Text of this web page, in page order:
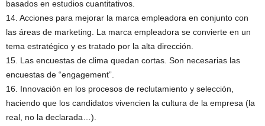
basados en estudios cuantitativos.
14. Acciones para mejorar la marca empleadora en conjunto con
las áreas de marketing. La marca empleadora se convierte en un
tema estratégico y es tratado por la alta dirección.
15. Las encuestas de clima quedan cortas. Son necesarias las
encuestas de “engagement”.
16. Innovación en los procesos de reclutamiento y selección,
haciendo que los candidatos vivencien la cultura de la empresa (la
real, no la declarada…).